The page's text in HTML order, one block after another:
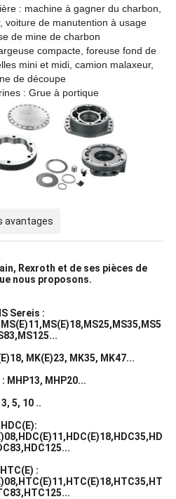
: machine à gagner du charbon,
voiture de manutention à usage
de mine de charbon
compacte, foreuse fond de
mini et midi, camion malaxeur,
de découpe
: Grue à portique
avantages
Rexroth et de ses pièces de
nous proposons.
Sereis :
MK(E)23, MK35, MK47...
MHP13, MHP20...
3, 5, 10 ..
HDC(E):
HTC(E) :